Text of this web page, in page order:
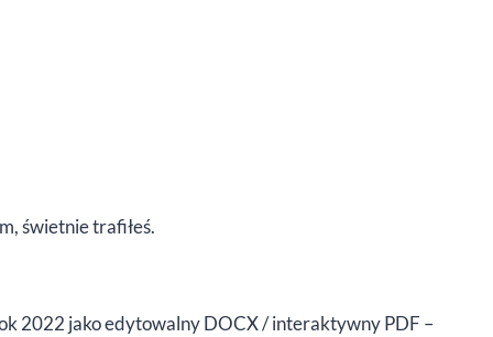
świetnie trafiłeś.
2022 jako edytowalny DOCX / interaktywny PDF –